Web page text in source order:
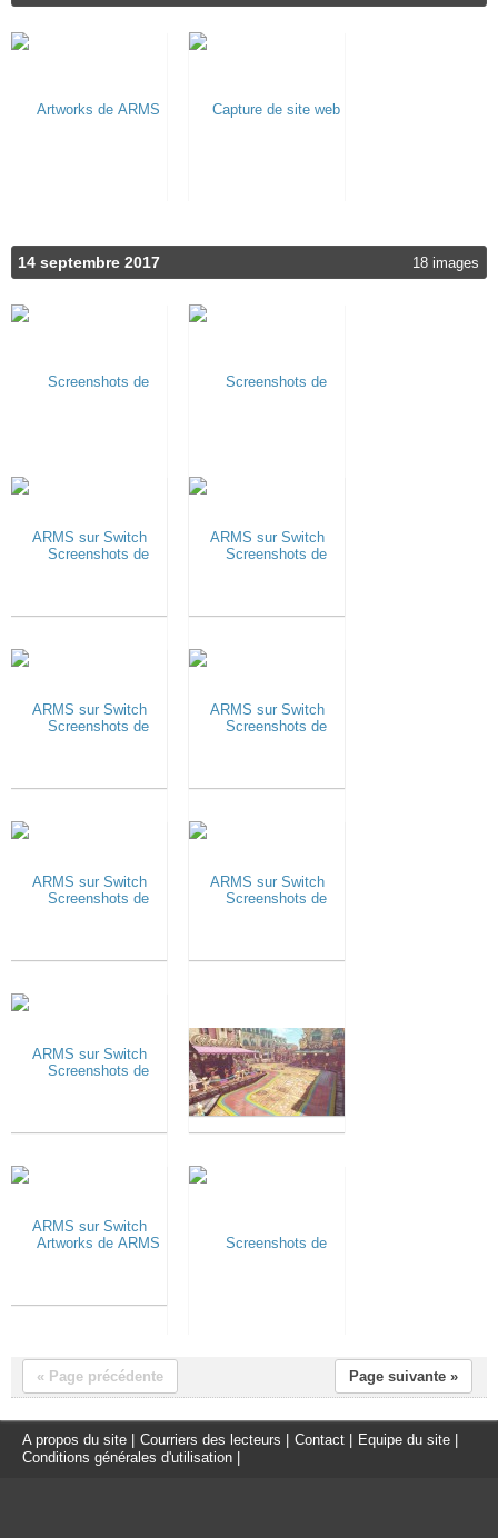
14 septembre 2017 18 images
« Page précédente Page suivante »
A propos du site Courriers des lecteurs Contact Equipe du site
Conditions générales d'utilisation